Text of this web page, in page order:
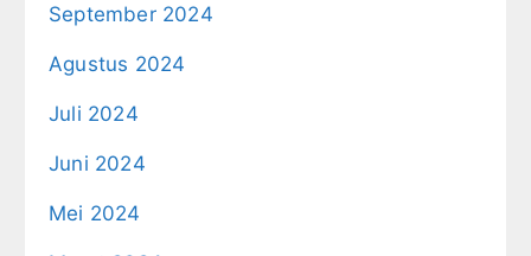
September 2024
Agustus 2024
Juli 2024
Juni 2024
Mei 2024